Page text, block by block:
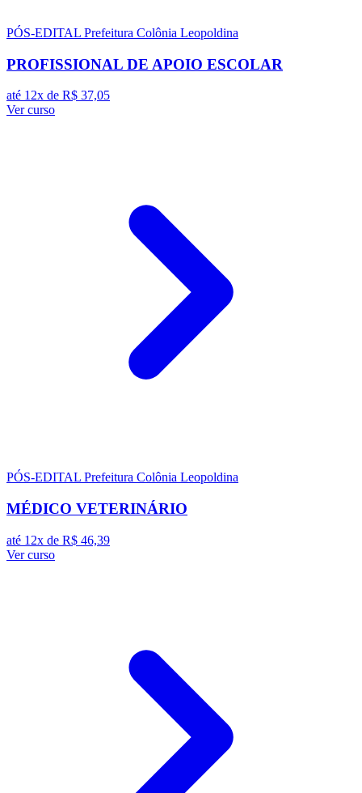
PÓS-EDITAL Prefeitura Colônia Leopoldina
PROFISSIONAL DE APOIO ESCOLAR
até 12x de R$ 37,05
Ver curso
PÓS-EDITAL Prefeitura Colônia Leopoldina
MÉDICO VETERINÁRIO
até 12x de R$ 46,39
Ver curso